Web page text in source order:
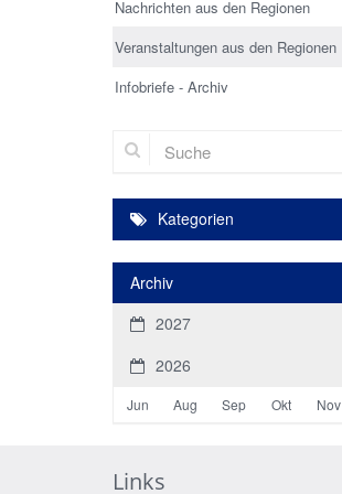
Nachrichten aus den Regionen
Veranstaltungen aus den Regionen
Infobriefe - Archiv
Suche
Kategorien
Archiv
2027
2026
Jun Aug Sep Okt Nov
Links